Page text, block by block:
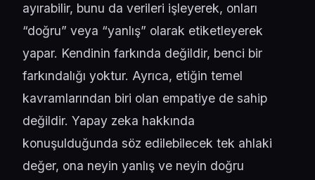
ayırabilir, bunu da verileri işleyerek, onları
“doğru” veya “yanlış” olarak etiketleyerek
yapar. Kendinin farkında değildir, benci bir
farkındalığı yoktur. Ayrıca, etiğin temel
kavramlarından biri olan empatiye de sahip
değildir. Yapay zeka hakkında
konuşulduğunda söz edilebilecek tek ahlaki
değer, ona neyin yanlış ve neyin doğru